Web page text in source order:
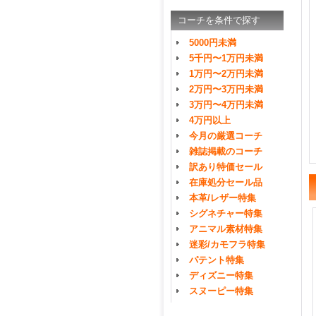
コーチを条件で探す
5000円未満
5千円〜1万円未満
1万円〜2万円未満
2万円〜3万円未満
3万円〜4万円未満
4万円以上
今月の厳選コーチ
雑誌掲載のコーチ
訳あり特価セール
在庫処分セール品
本革/レザー特集
シグネチャー特集
アニマル素材特集
迷彩/カモフラ特集
パテント特集
ディズニー特集
スヌーピー特集